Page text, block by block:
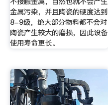
金属污染，并且陶瓷的硬度达到
8-9级，绝大部分物料都不会对
陶瓷产生较大的磨损，因此设备
使用寿命更长。